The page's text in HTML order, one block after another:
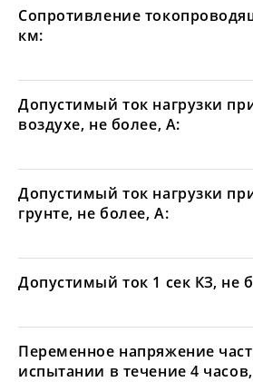
Сопротивление
км:
Допустимый ток нагрузки
воздухе, не более, А:
Допустимый ток нагрузки
грунте, не более, А:
Допустимый ток 1 сек КЗ, не
Переменное напряжение
испытании в течение 4